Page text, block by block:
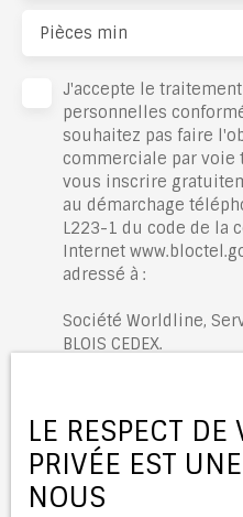
Pièces min
J'accepte le
personnelles
souhaitez pas faire
commerciale par voie
vous inscrire
au démarchage
L223-1 du code de la
Internet
adressé à :
Société Worldline,
BLOIS CEDEX.
politique de
LE RESPECT DE
PRIVÉE EST
NOUS